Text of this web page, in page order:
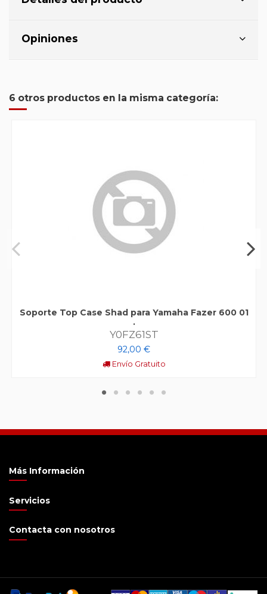
Opiniones
6 otros productos en la misma categoría:
Soporte Top Case Shad para Yamaha Fazer 600 01
.
Y0FZ61ST
92,00 €
Envío Gratuito
Más Información
Servicios
Contacta con nosotros